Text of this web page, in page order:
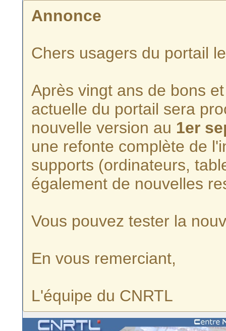
Annonce
Chers usagers du portail
Après vingt ans de bons
actuelle du portail sera
nouvelle version au 1er
une refonte complète de
supports (ordinateurs,
également de nouvelles
Vous pouvez tester la
En vous remerciant,
L'équipe du CNRTL